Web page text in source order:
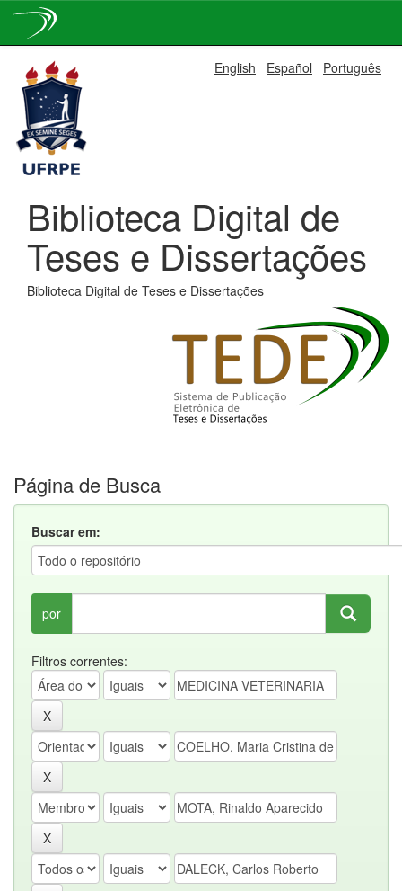
navigation
English Español Português
Biblioteca Digital de
Teses e Dissertações
Biblioteca Digital de Teses e Dissertações
Página de Busca
Buscar em:
por
Filtros correntes: